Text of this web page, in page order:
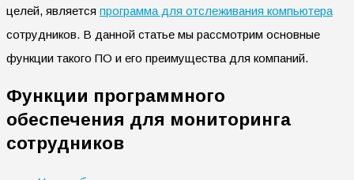
целей, является программа для отслеживания компьютера
сотрудников. В данной статье мы рассмотрим основные
функции такого ПО и его преимущества для компаний.
Функции программного
обеспечения для мониторинга
сотрудников